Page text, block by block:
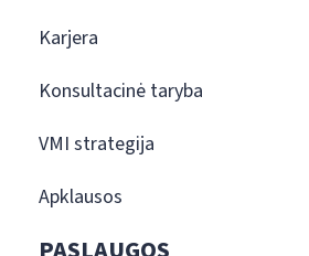
Karjera
Konsultacinė taryba
VMI strategija
Apklausos